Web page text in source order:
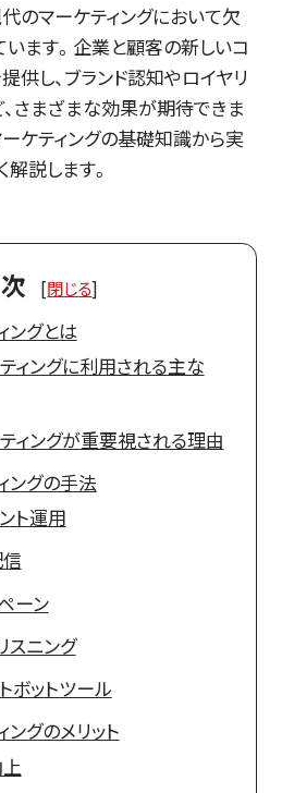
のマーケティングにおいて欠
ます。企業と顧客の新しいコ
供し、ブランド認知やロイヤリ
さまざまな効果が期待できま
ケティングの基礎知識から実
説します。
[閉じる]
ングとは
ィングに利用される主な
ィングが重要視される理由
ングの手法
ト運用
ーン
スニング
ボットツール
グのメリット